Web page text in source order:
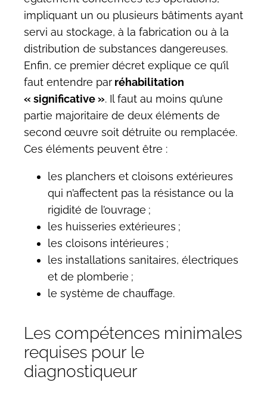
impliquant un ou plusieurs bâtiments ayant
servi au stockage, à la fabrication ou à la
distribution de substances dangereuses.
Enfin, ce premier décret explique ce qu’il
faut entendre par réhabilitation
« significative ». Il faut au moins qu’une
partie majoritaire de deux éléments de
second œuvre soit détruite ou remplacée.
Ces éléments peuvent être :
les planchers et cloisons extérieures
qui n’affectent pas la résistance ou la
rigidité de l’ouvrage ;
les huisseries extérieures ;
les cloisons intérieures ;
les installations sanitaires, électriques
et de plomberie ;
le système de chauffage.
Les compétences minimales
requises pour le
diagnostiqueur